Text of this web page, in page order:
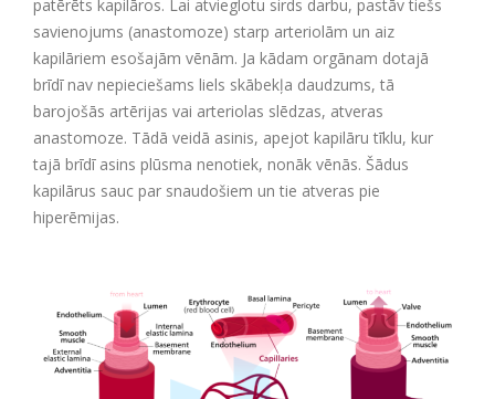
patērēts kapilāros. Lai atvieglotu sirds darbu, pastāv tiešs
savienojums (anastomoze) starp arteriolām un aiz
kapilāriem esošajām vēnām. Ja kādam orgānam dotajā
brīdī nav nepieciešams liels skābekļa daudzums, tā
barojošās artērijas vai arteriolas slēdzas, atveras
anastomoze. Tādā veidā asinis, apejot kapilāru tīklu, kur
tajā brīdī asins plūsma nenotiek, nonāk vēnās. Šādus
kapilārus sauc par snaudošiem un tie atveras pie
hiperēmijas.